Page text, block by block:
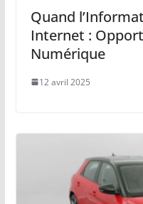
Quand
Internet :
Numérique
12 avril 2025